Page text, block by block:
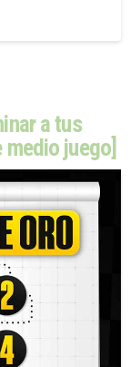
a tus
juego]